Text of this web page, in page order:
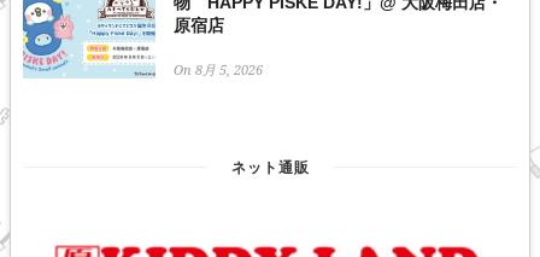
原宿店
On 8月 5, 2026
ネット通販